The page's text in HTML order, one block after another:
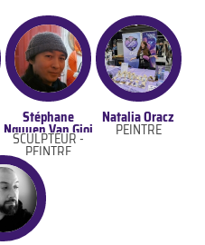
Stéphane
Nguyen Van Gioi
SCULPTEUR -
PEINTRE
Natalia Oracz
PEINTRE